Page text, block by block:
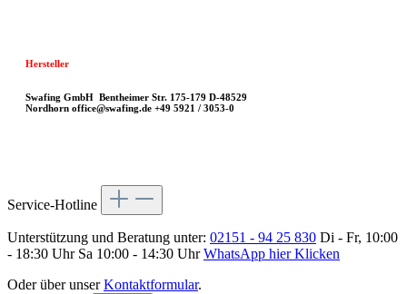
Hersteller
Swafing GmbH Bentheimer Str. 175-179 D-48529
Nordhorn office@swafing.de +49 5921 / 3053-0
Service-Hotline
Unterstützung und Beratung unter: 02151 - 94 25 830 Di - Fr, 10:00
- 18:30 Uhr Sa 10:00 - 14:30 UhrWhatsApp hier Klicken
Oder über unserKontaktformular.